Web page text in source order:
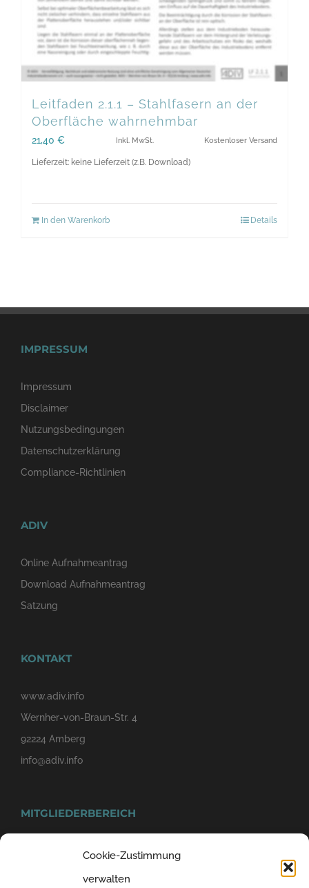
Cookie-Zustimmung
verwalten
Leitfaden 2.1.1 – Stahlfasern an der
Oberfläche wahrnehmbar
21,40 € Inkl. MwSt. Kostenloser Versand
Lieferzeit: keine Lieferzeit (z.B. Download)
In den Warenkorb Details
IMPRESSUM
Impressum
Disclaimer
Nutzungsbedingungen
Datenschutzerklärung
Compliance-Richtlinien
ADIV
Online Aufnahmeantrag
Download Aufnahmeantrag
Satzung
KONTAKT
www.adiv.info
Wernher-von-Braun-Str. 4
92224 Amberg
info@adiv.info
MITGLIEDERBEREICH